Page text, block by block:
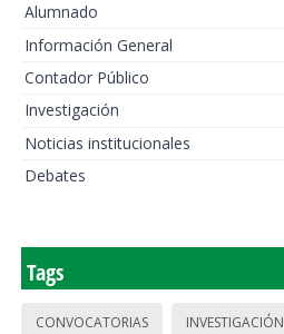
Alumnado
Información General
Contador Público
Investigación
Noticias institucionales
Debates
Tags
CONVOCATORIAS INVESTIGACIÓN